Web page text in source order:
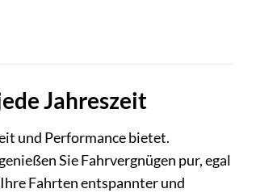
Jahreszeit
und Performance bietet.
genießen Sie Fahrvergnügen pur, egal
Fahrten entspannter und